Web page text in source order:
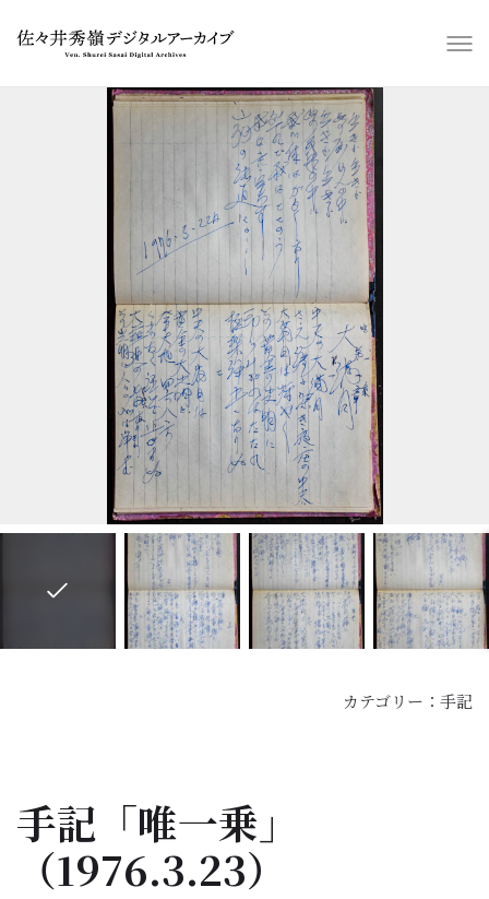
スライドショー
カテゴリー： 手記
手記「唯一乗」
（1976.3.23）